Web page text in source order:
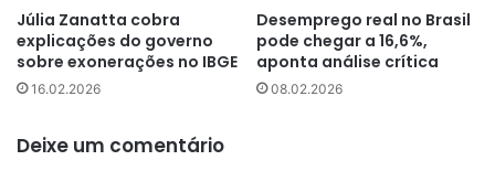
Júlia Zanatta cobra
explicações do governo
sobre exonerações no IBGE
16.02.2026
Desemprego real no Brasil
pode chegar a 16,6%,
aponta análise crítica
08.02.2026
Deixe um comentário